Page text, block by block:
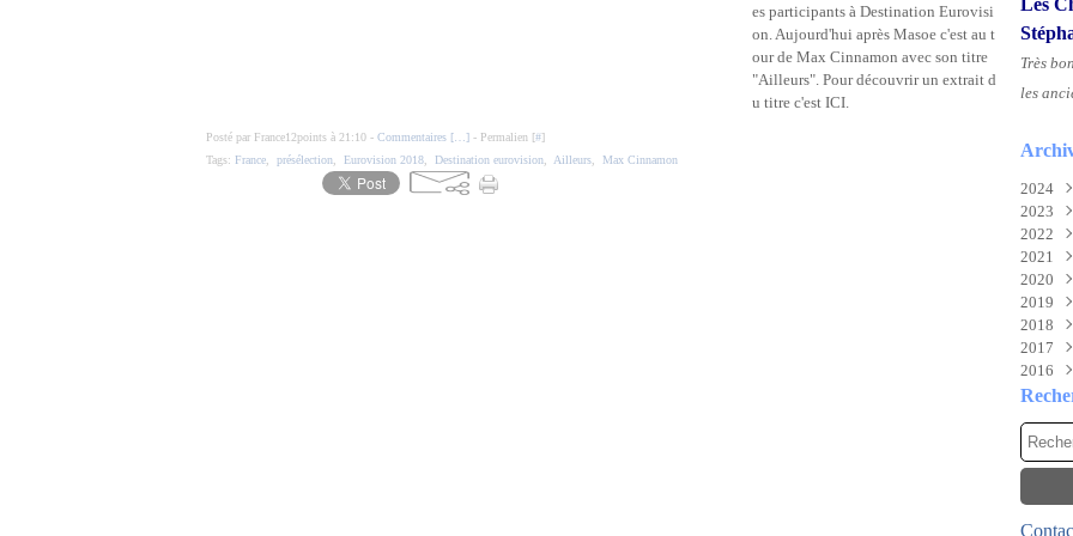
es participants à Destination Eurovisi
on. Aujourd'hui après Masoe c'est au t
our de Max Cinnamon avec son titre
"Ailleurs". Pour découvrir un extrait d
u titre c'est ICI.
Posté par France12points à 21:10 - Commentaires [ ] - Permalien [#]
Tags: France présélection Eurovision 2018 Destination eurovision Ailleurs Max Cinnamon
Les
Très
les
2024
Août
Juin
Mai
2023
2022
Mai
Mars
2021
Août
2020
Mai
2019
Mai
2018
Mai
2017
Juin
Mai
2016
Juin